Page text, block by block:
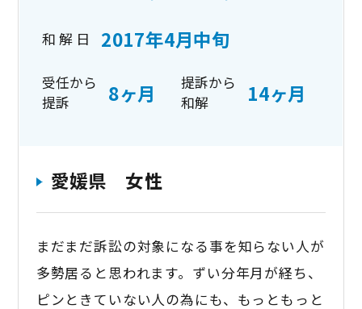
和 解 日 2017年4月中旬
受任から
提訴
8ヶ月
提訴から
和解
14ヶ月
愛媛県 女性
まだまだ訴訟の対象になる事を知らない人が
多勢居ると思われます。ずい分年月が経ち、
ピンときていない人の為にも、もっともっと